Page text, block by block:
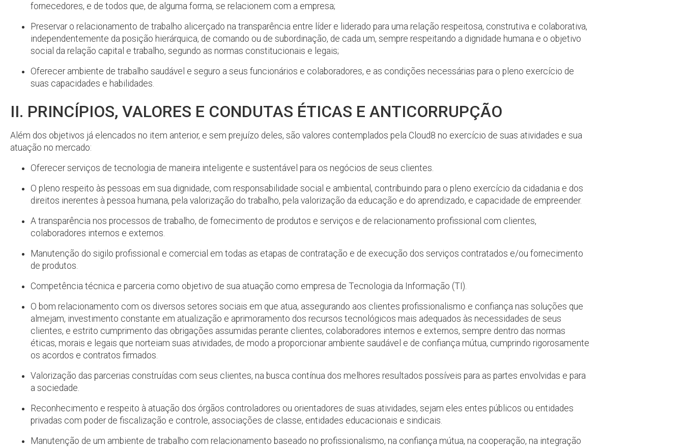
fornecedores, e de todos que, de alguma forma, se relacionem com a empresa;
Preservar o relacionamento de trabalho alicerçado na transparência entre líder e liderado para uma relação respeitosa, construtiva e colaborativa,
independentemente da posição hierárquica, de comando ou de subordinação, de cada um, sempre respeitando a dignidade humana e o objetivo
social da relação capital e trabalho, segundo as normas constitucionais e legais;
Oferecer ambiente de trabalho saudável e seguro a seus funcionários e colaboradores, e as condições necessárias para o pleno exercício de
suas capacidades e habilidades.
II. PRINCÍPIOS, VALORES E CONDUTAS ÉTICAS E ANTICORRUPÇÃO
Além dos objetivos já elencados no item anterior, e sem prejuízo deles, são valores contemplados pela Cloud8 no exercício de suas atividades e sua
atuação no mercado:
Oferecer serviços de tecnologia de maneira inteligente e sustentável para os negócios de seus clientes.
O pleno respeito às pessoas em sua dignidade, com responsabilidade social e ambiental, contribuindo para o pleno exercício da cidadania e dos
direitos inerentes à pessoa humana, pela valorização do trabalho, pela valorização da educação e do aprendizado, e capacidade de empreender.
A transparência nos processos de trabalho, de fornecimento de produtos e serviços e de relacionamento profissional com clientes,
colaboradores internos e externos.
Manutenção do sigilo profissional e comercial em todas as etapas de contratação e de execução dos serviços contratados e/ou fornecimento
de produtos.
Competência técnica e parceria como objetivo de sua atuação como empresa de Tecnologia da Informação (TI).
O bom relacionamento com os diversos setores sociais em que atua, assegurando aos clientes profissionalismo e confiança nas soluções que
almejam, investimento constante em atualização e aprimoramento dos recursos tecnológicos mais adequados às necessidades de seus
clientes, e estrito cumprimento das obrigações assumidas perante clientes, colaboradores internos e externos, sempre dentro das normas
éticas, morais e legais que norteiam suas atividades, de modo a proporcionar ambiente saudável e de confiança mútua, cumprindo rigorosamente
os acordos e contratos firmados.
Valorização das parcerias construídas com seus clientes, na busca contínua dos melhores resultados possíveis para as partes envolvidas e para
a sociedade.
Reconhecimento e respeito à atuação dos órgãos controladores ou orientadores de suas atividades, sejam eles entes públicos ou entidades
privadas com poder de fiscalização e controle, associações de classe, entidades educacionais e sindicais.
Manutenção de um ambiente de trabalho com relacionamento baseado no profissionalismo, na confiança mútua, na cooperação, na integração